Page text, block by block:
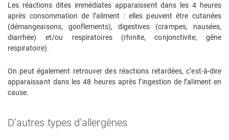
Les réactions dites immédiates apparaissent dans les 4 heures
après consommation de l’aliment : elles peuvent être cutanées
(démangeaisons, gonflements), digestives (crampes, nausées,
diarrhée) et/ou respiratoires (rhinite, conjonctivite, gêne
respiratoire).
On peut également retrouver des réactions retardées, c’est-à-dire
apparaissant dans les 48 heures après l’ingestion de l’aliment en
cause.
D’autres types d’allergènes